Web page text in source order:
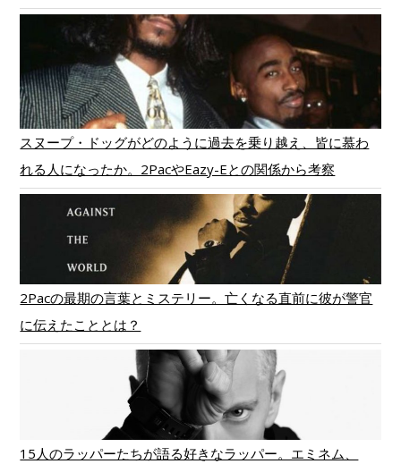
スヌープ・ドッグがどのように過去を乗り越え、皆に慕わ
れる人になったか。2PacやEazy-Eとの関係から考察
2Pacの最期の言葉とミステリー。亡くなる直前に彼が警官
に伝えたこととは？
15人のラッパーたちが語る好きなラッパー。エミネム、